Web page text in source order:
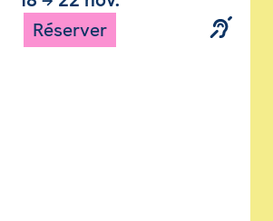
Réserver